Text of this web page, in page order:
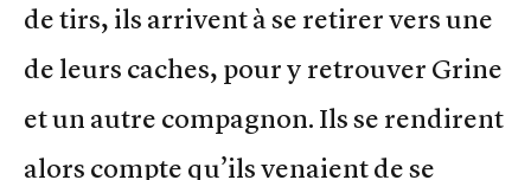
de tirs, ils arrivent à se retirer vers une
de leurs caches, pour y retrouver Grine
et un autre compagnon. Ils se rendirent
alors compte qu’ils venaient de se